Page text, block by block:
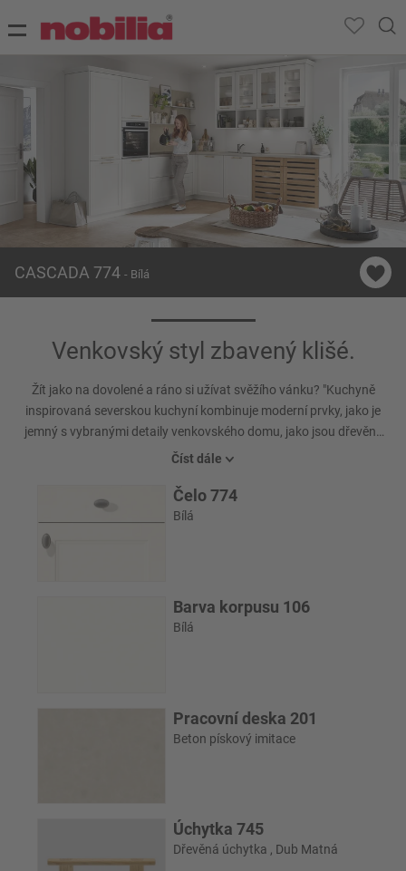
CASCADA 774 - Bílá
Venkovský styl zbavený klišé.
Žít jako na dovolené a ráno si užívat svěžího vánku? "Kuchyně
inspirovaná severskou kuchyní kombinuje moderní prvky, jako je
jemný s vybranými detaily venkovského domu, jako jsou dřevěné
úchytky a výsuvy s masivními dřevěnými čely.
Číst dále
Čelo 774
Bílá
Barva korpusu 106
Bílá
Pracovní deska 201
Beton pískový imitace
Úchytka 745
Dřevěná úchytka , Dub Matná